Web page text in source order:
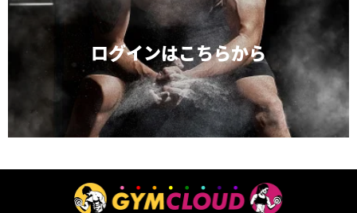
ログインはこちらから